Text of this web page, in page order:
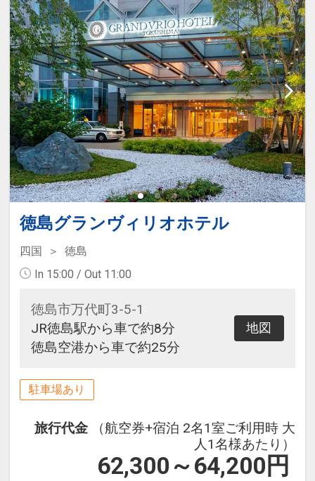
徳島グランヴィリオホテル
四国
徳島
In 15:00 / Out 11:00
徳島市万代町3-5-1
JR徳島駅から車で約8分
徳島空港から車で約25分
地図
駐車場あり
旅行代金
（航空券+宿泊 2名1室ご利用時 大
人1名様あたり）
62,300～64,200 円